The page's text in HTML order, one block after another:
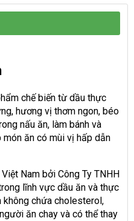
chế biến từ dầu thực
hương vị thơm ngon, béo
nấu ăn, làm bánh và
món ăn có mùi vị hấp dẫn
Nam bởi Công Ty TNHH
lĩnh vực dầu ăn và thực
không chứa cholesterol,
ăn chay và có thể thay